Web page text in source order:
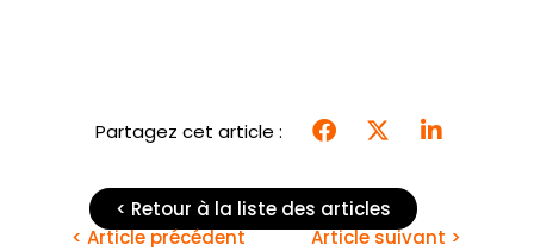
Partagez cet article :
< Retour à la liste des articles
< Article précédent
Article suivant >